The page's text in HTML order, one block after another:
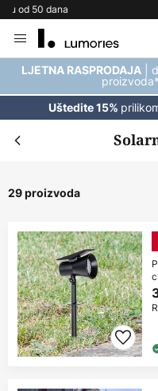
Besplatna
to
Content
LJETNA RASPRODAJA |
proizvoda*
Uštedite 15%
29 proizvoda